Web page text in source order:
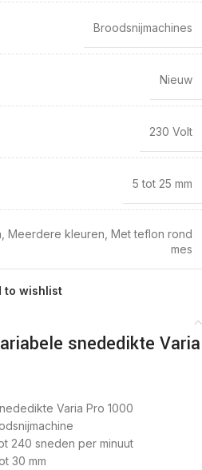
Broodsnijmachines
Nieuw
230 Volt
5 tot 25 mm
Meerdere kleuren Met teflon rond
mes
to wishlist
snededikte Varia
Varia Pro 1000
240 sneden per minuut
30 mm